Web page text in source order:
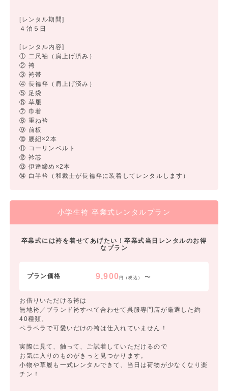
[レンタル期間]
４泊５日
[レンタル内容]
① 二尺袖（肩上げ済み）
② 袴
③ 袴帯
④ 長襦袢（肩上げ済み）
⑤ 足袋
⑥ 草履
⑦ 巾着
⑧ 重ね衿
⑨ 前板
⑩ 腰紐×2本
⑪ コーリンベルト
⑫ 衿芯
⑬ 伊達締め×2本
⑭ 白半衿（和裁士が長襦袢に装着してレンタルします）
小学生袴 卒業式レンタルプラン
卒業式には袴を着せてあげたい！卒業式当日レンタルのお得
なプラン
プラン価格 9,900 円（税込） 〜
お借りいただける袴は
無地袴／ブランド袴すべて合わせて呉服専門店が厳選した約
40種類。
ペラペラで可愛いだけの袴は仕入れていません！
実際に見て、触って、ご試着していただけるので
お気に入りのものがきっと見つかります。
小物や草履も一式レンタルできて、当日は荷物が少なくなり楽
チン！